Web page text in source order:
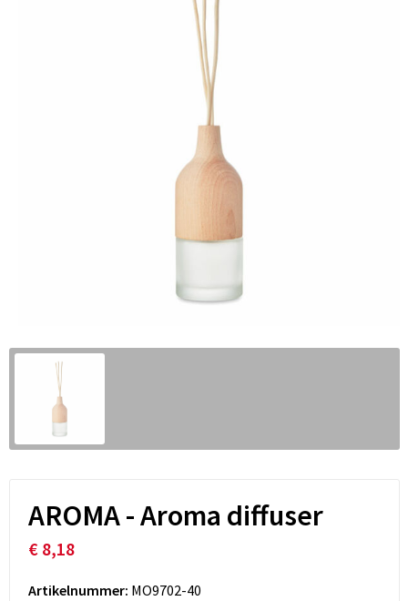
AROMA - Aroma diffuser
€ 8,18
Artikelnummer: MO9702-40